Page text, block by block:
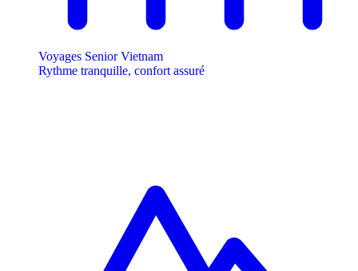
Voyages Senior Vietnam
Rythme tranquille, confort assuré